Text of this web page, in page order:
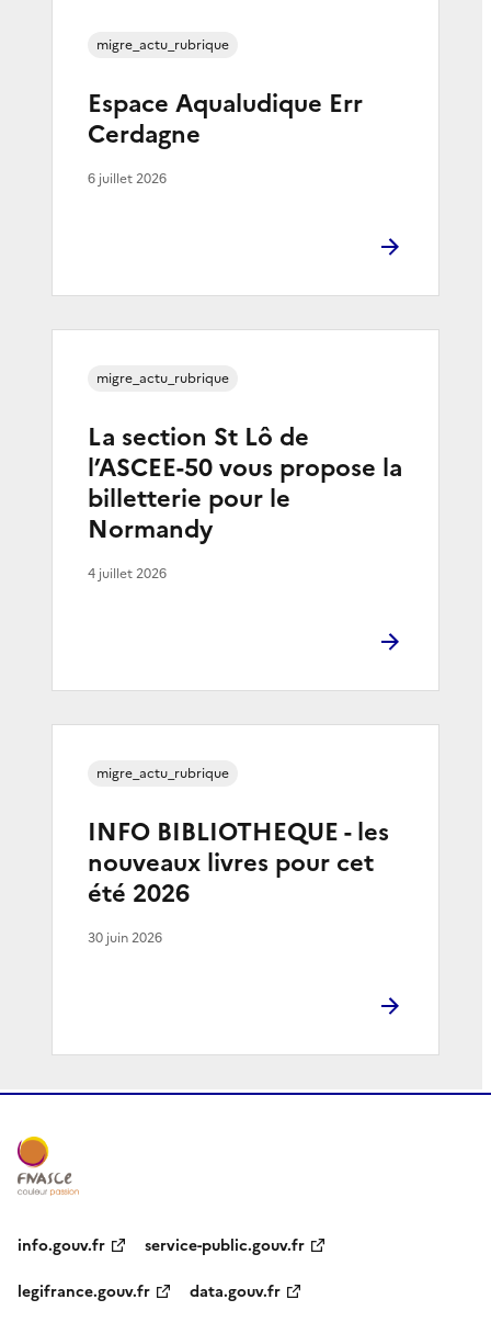
Espace Aqualudique Err
Cerdagne
migre_actu_rubrique
6 juillet 2026
La section St Lô de
l’ASCEE-50 vous propose la
billetterie pour le
Normandy
migre_actu_rubrique
4 juillet 2026
INFO BIBLIOTHEQUE - les
nouveaux livres pour cet
été 2026
migre_actu_rubrique
30 juin 2026
info.gouv.fr
service-public.gouv.fr
legifrance.gouv.fr
data.gouv.fr